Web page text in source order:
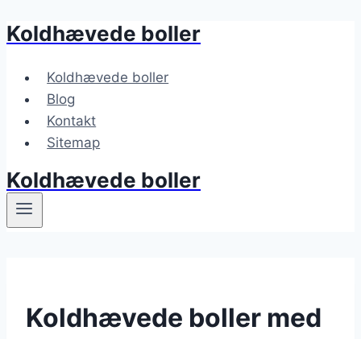
Fortsæt
indhold
Koldhævede boller
Koldhævede boller
Blog
Kontakt
Sitemap
Koldhævede boller
Koldhævede boller med